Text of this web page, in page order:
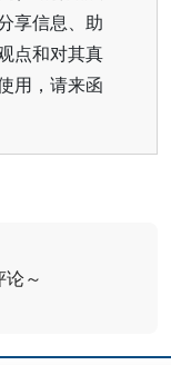
享信息、助
点和对其真
用，请来函
论～